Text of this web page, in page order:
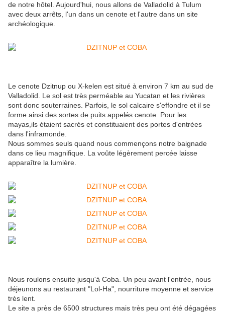
de notre hôtel. Aujourd'hui, nous allons de Valladolid à Tulum
avec deux arrêts, l'un dans un cenote et l'autre dans un site
archéologique.
Le cenote Dzitnup ou X-kelen est situé à environ 7 km au sud de
Valladolid. Le sol est très perméable au Yucatan et les rivières
sont donc souterraines. Parfois, le sol calcaire s'effondre et il se
forme ainsi des sortes de puits appelés cenote. Pour les
mayas,ils étaient sacrés et constituaient des portes d'entrées
dans l'inframonde.
Nous sommes seuls quand nous commençons notre baignade
dans ce lieu magnifique. La voûte légèrement percée laisse
apparaître la lumière.
Nous roulons ensuite jusqu'à Coba. Un peu avant l'entrée, nous
déjeunons au restaurant "Lol-Ha", nourriture moyenne et service
très lent.
Le site a près de 6500 structures mais très peu ont été dégagées